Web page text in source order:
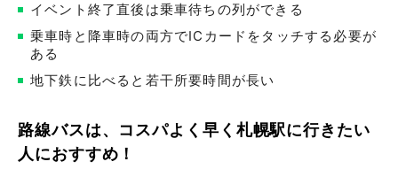
イベント終了直後は乗車待ちの列ができる
乗車時と降車時の両方でICカードをタッチする必要が
ある
地下鉄に比べると若干所要時間が長い
路線バスは、コスパよく早く札幌駅に行きたい
人におすすめ！